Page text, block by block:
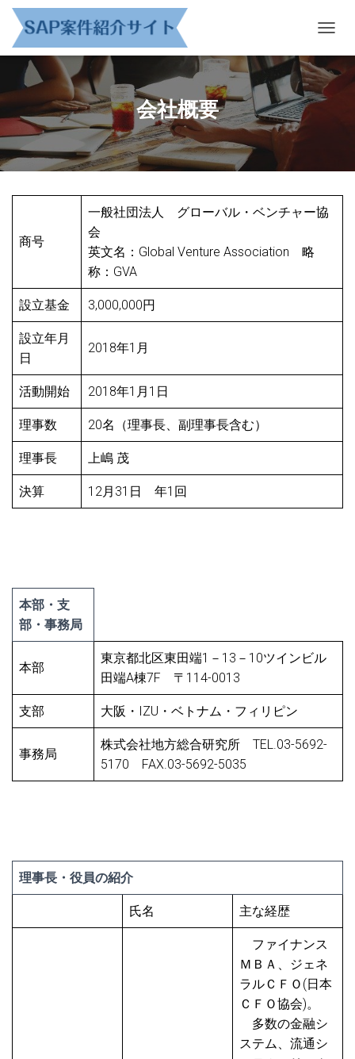
ビ
ゲ
ー
シ
え
会社概要
商号
一般社団法人 グローバル・ベンチャー協
会
英文名：Global Venture Association 略
称：GVA
設立基金 3,000,000円
設立年月
日
2018年1月
活動開始 2018年1月1日
理事数 20名（理事長、副理事長含む）
理事長 上嶋 茂
決算 12月31日 年1回
本部・支
部・事務局
本部
東京都北区東田端1－13－10ツインビル
田端A棟7F 〒114-0013
支部 大阪・IZU・ベトナム・フィリピン
事務局
株式会社地方総合研究所 TEL.03-5692-
5170 FAX.03-5692-5035
理事長・役員の紹介
氏名 主な経歴
ファイナンス
ＭＢＡ、ジェネ
ラルＣＦＯ(日本
ＣＦＯ協会)。
多数の金融シ
ステム、流通シ